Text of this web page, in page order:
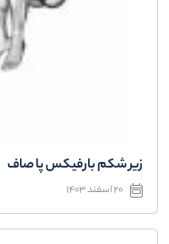
زیر شکم بارفیکس پا صاف
20 اسفند 1403